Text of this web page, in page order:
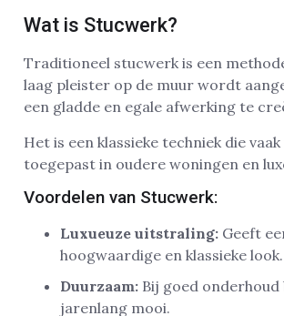
Wat is Stucwerk?
Traditioneel stucwerk is een
laag pleister op de muur wordt
een gladde en egale afwerking te
Het is een klassieke techniek die
toegepast in oudere woningen en
Voordelen van Stucwerk:
Luxueuze uitstraling: Geeft
hoogwaardige en klassieke look.
Duurzaam: Bij goed
jarenlang mooi.